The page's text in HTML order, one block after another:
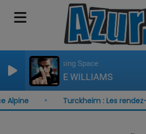
Advertising Space
ROBBIE WILLIAMS
Turckheim : Les rendez-